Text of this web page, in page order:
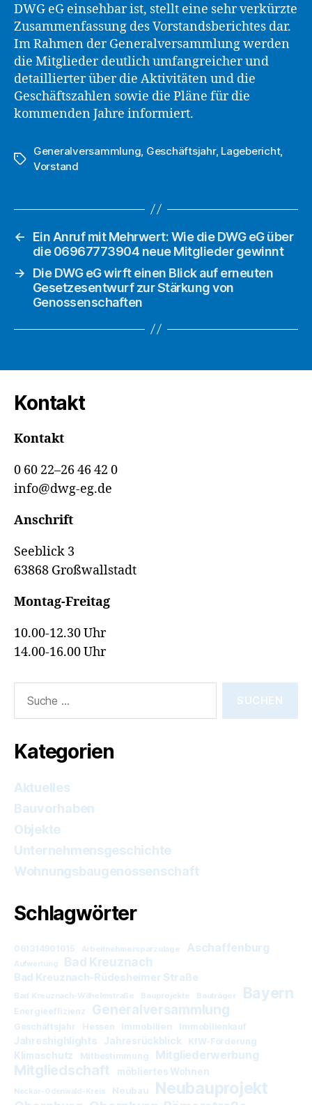
DWG eG einsehbar ist, stellt eine sehr verkürzte
Zusammenfassung des Vorstandsberichtes dar.
Im Rahmen der Generalversammlung werden
die Mitglieder deutlich umfangreicher und
detaillierter über die Aktivitäten und die
Geschäftszahlen sowie die Pläne für die
kommenden Jahre informiert.
Schlagwörter
Generalversammlung Geschäftsjahr, Lagebericht,
Vorstand
←
Ein Anruf mit Mehrwert: Wie die DWG eG über
die 06967773904 neue Mitglieder gewinnt
→
Die DWG eG wirft einen Blick auf erneuten
Gesetzesentwurf zur Stärkung von
Genossenschaften
Kontakt
Kontakt
0 60 22–26 46 42 0
info@dwg-eg.de
Anschrift
Seeblick 3
63868 Großwallstadt
Montag-Freitag
10.00-12.30 Uhr
14.00-16.00 Uhr
nach:
Kategorien
Aktuelles
Bauvorhaben
Objekte
Unternehmensgeschichte
Wohnungsbaugenossenschaft
Schlagwörter
061314901015 Arbeitnehmersparzulage Aschaffenburg
Aufwertung Bad Kreuznach
Bad Kreuznach-Rüdesheimer Straße
Bad Kreuznach-Wilhelmstraße Bauprojekte Bauträger Bayern
Energieeffizienz Generalversammlung
Geschäftsjahr Hessen Immobilien Immobilienkauf
Jahreshighlights Jahresrückblick KfW-Förderung
Klimaschutz Mitbestimmung Mitgliederwerbung
Mitgliedschaft möbliertes Wohnen
Neckar-Odenwald-Kreis Neubau Neubauprojekt